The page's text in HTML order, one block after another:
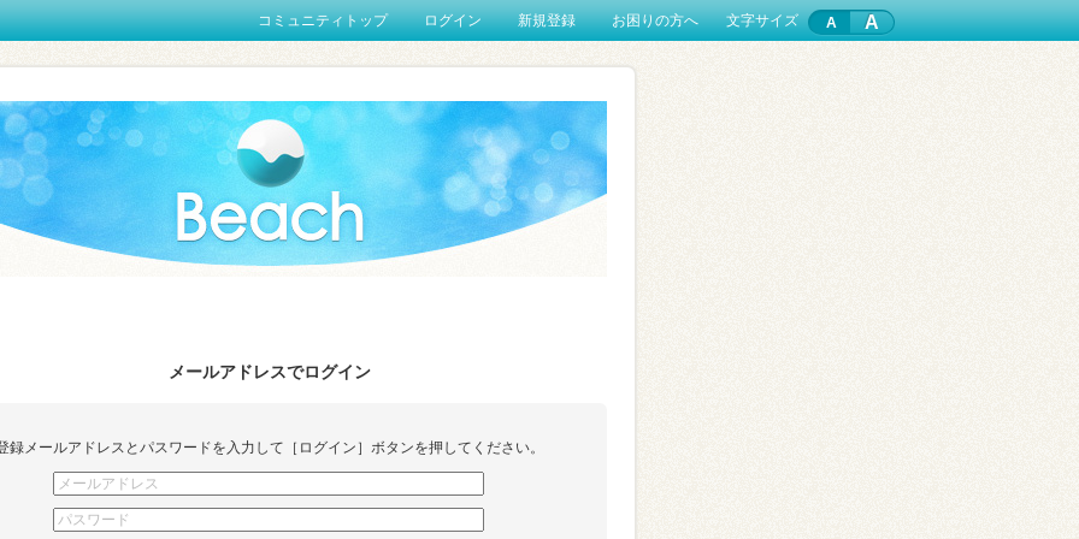
コミュニティトップ ログイン 新規登録 お困りの方へ 文字サイズ A
メールアドレスでログイン
録メールアドレスとパスワードを入力して［ログイン］ボタンを押してください。